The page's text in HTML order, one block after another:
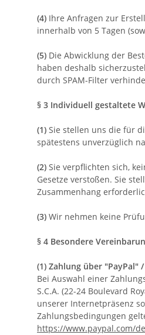
(4) Ihre Anfragen zur
innerhalb von 5 Tagen
(5) Die Abwicklung der
haben deshalb
durch SPAM-Filter
§ 3 Individuell gestaltete
(1) Sie stellen uns die für
spätestens unverzüglich
(2) Sie verpflichten sich,
Gesetze verstoßen. Sie
Zusammenhang
(3) Wir nehmen keine
§ 4 Besondere
(1) Zahlung über "PayPal"
Bei Auswahl einer
S.C.A. (22-24 Boulevard
unserer Internetpräsenz
Zahlungsbedingungen
https://www.paypal.com/